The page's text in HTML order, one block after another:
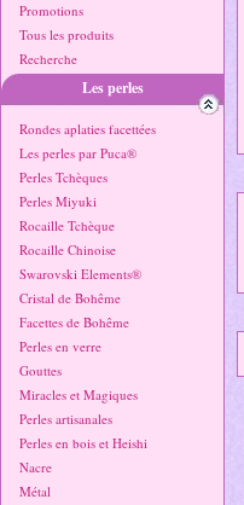
Promotions
Tous les produits
Recherche
Les perles
Rondes aplaties facettées
Les perles par Puca®
Perles Tchèques
Perles Miyuki
Rocaille Tchèque
Rocaille Chinoise
Swarovski Elements®
Cristal de Bohême
Facettes de Bohême
Perles en verre
Gouttes
Miracles et Magiques
Perles artisanales
Perles en bois et Heishi
Nacre
Métal